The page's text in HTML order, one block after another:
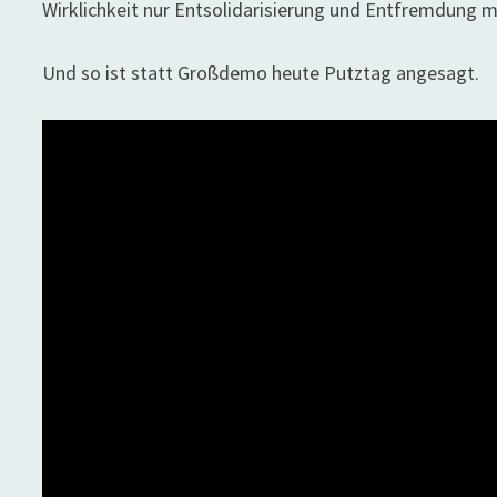
Wirklichkeit nur Entsolidarisierung und Entfremdung
Und so ist statt Großdemo heute Putztag angesagt.